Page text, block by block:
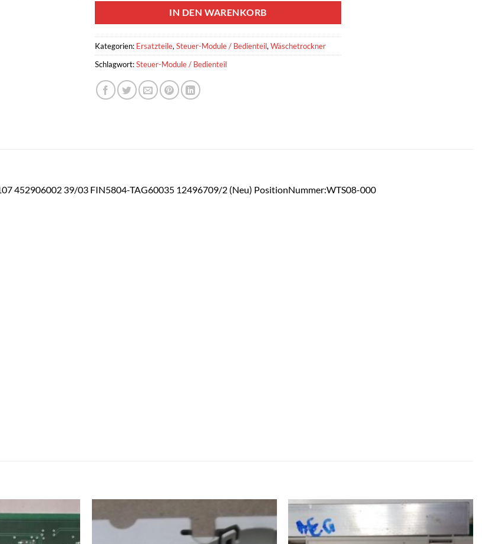
IN DEN WARENKORB
Kategorien: Ersatzteile, Steuer-Module / Bedienteil, Wäschetrockner
Schlagwort:Steuer-Module / Bedienteil
452906002 39/03 FIN5804-TAG60035 12496709/2 (Neu) PositionNummer:WTS08-000